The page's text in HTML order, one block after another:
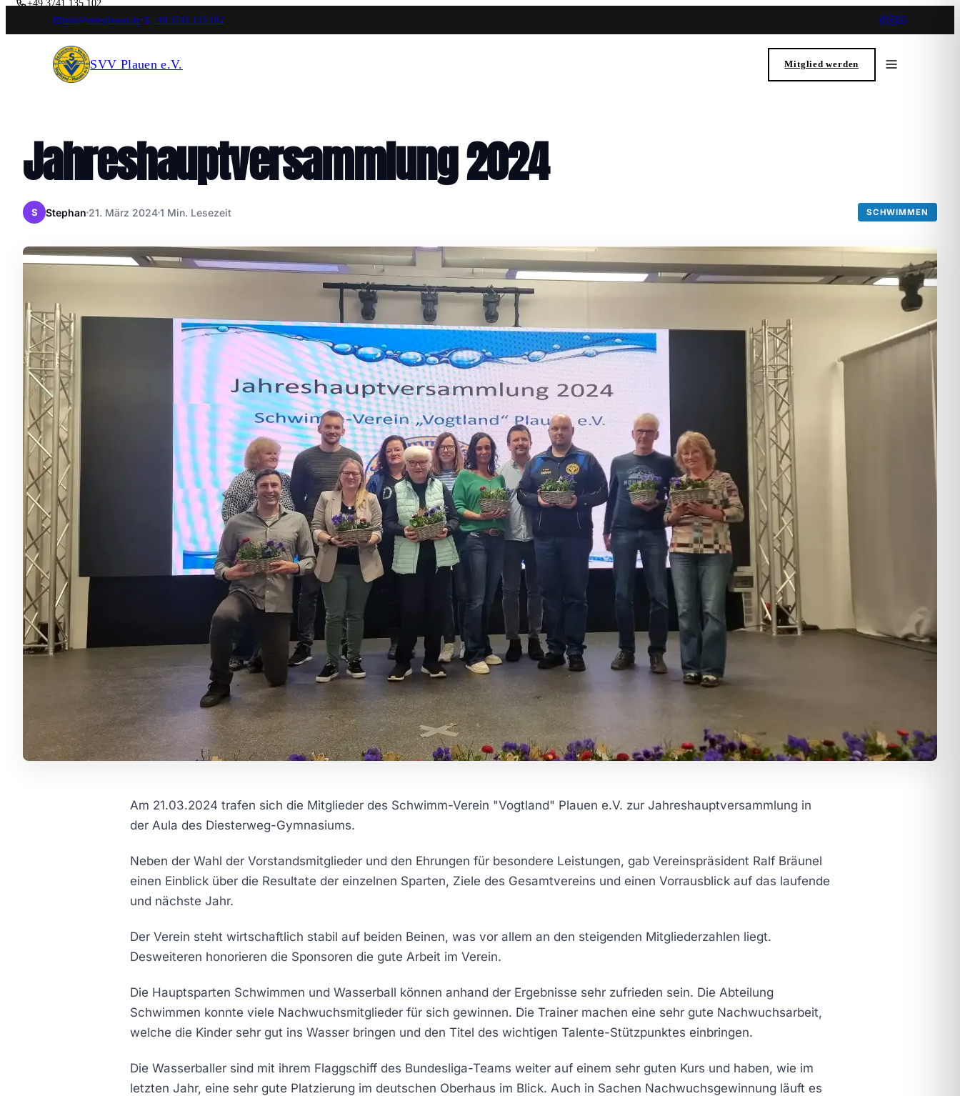
info@svv-plauen.de· +49 3741 135 102
SVV Plauen e.V. Mitglied werden
+49 3741 135 102
Jahreshauptversammlung 2024
S Stephan 21. März 20241 Min. Lesezeit SCHWIMMEN
Am 21.03.2024 trafen sich die Mitglieder des Schwimm-Verein "Vogtland" Plauen e.V. zur Jahreshauptversammlung in
der Aula des Diesterweg-Gymnasiums.
Neben der Wahl der Vorstandsmitglieder und den Ehrungen für besondere Leistungen, gab Vereinspräsident Ralf Bräunel
einen Einblick über die Resultate der einzelnen Sparten, Ziele des Gesamtvereins und einen Vorrausblick auf das laufende
und nächste Jahr.
Der Verein steht wirtschaftlich stabil auf beiden Beinen, was vor allem an den steigenden Mitgliederzahlen liegt.
Desweiteren honorieren die Sponsoren die gute Arbeit im Verein.
Die Hauptsparten Schwimmen und Wasserball können anhand der Ergebnisse sehr zufrieden sein. Die Abteilung
Schwimmen konnte viele Nachwuchsmitglieder für sich gewinnen. Die Trainer machen eine sehr gute Nachwuchsarbeit,
welche die Kinder sehr gut ins Wasser bringen und den Titel des wichtigen Talente-Stützpunktes einbringen.
Die Wasserballer sind mit ihrem Flaggschiff des Bundesliga-Teams weiter auf einem sehr guten Kurs und haben, wie im
letzten Jahr, eine sehr gute Platzierung im deutschen Oberhaus im Blick. Auch in Sachen Nachwuchsgewinnung läuft es